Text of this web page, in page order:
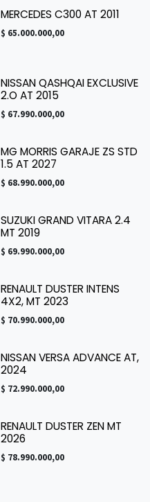
MERCEDES C300 AT 2011
$ 65.000.000,00
NISSAN QASHQAI EXCLUSIVE
2.O AT 2015
$ 67.990.000,00
MG MORRIS GARAJE ZS STD
1.5 AT 2027
$ 68.990.000,00
¡Nuevo!
SUZUKI GRAND VITARA 2.4
MT 2019
$ 69.990.000,00
RENAULT DUSTER INTENS
4X2, MT 2023
$ 70.990.000,00
¡Nuevo!
NISSAN VERSA ADVANCE AT,
2024
$ 72.990.000,00
¡Nuevo!
RENAULT DUSTER ZEN MT
2026
$ 78.990.000,00